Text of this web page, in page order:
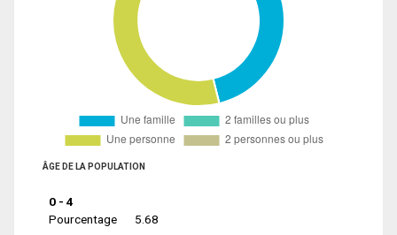
ÂGE DE LA POPULATION
0 - 4
Pourcentage
5.68